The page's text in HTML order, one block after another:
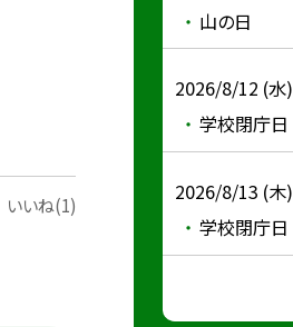
いいね(1)
山の日
2026/8/12 (水)
学校閉庁日
2026/8/13 (木)
学校閉庁日